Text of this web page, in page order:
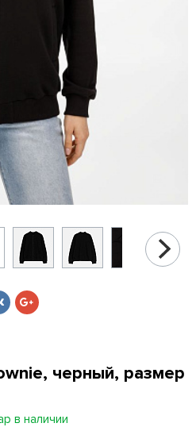
черный, размер
в наличии